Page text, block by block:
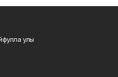
улы